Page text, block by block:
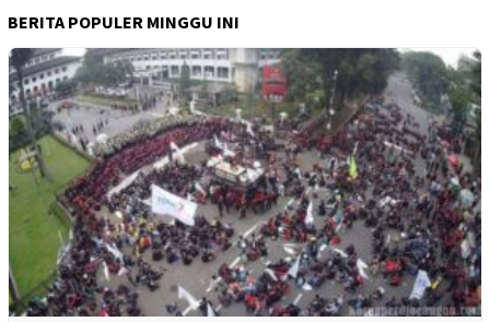
BERITA POPULER MINGGU INI